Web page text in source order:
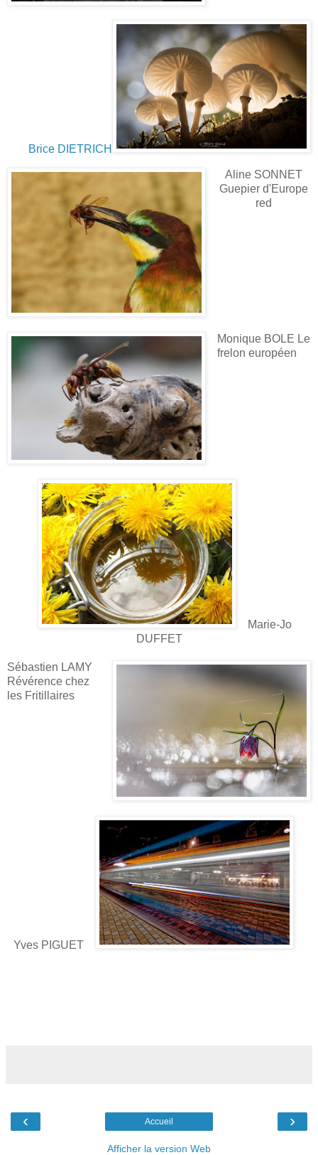
Brice DIETRICH
Aline SONNET
Guepier d'Europe
red
Monique BOLE Le
frelon européen
Marie-Jo
DUFFET
Sébastien LAMY
Révérence chez
les Fritillaires
Yves PIGUET
‹ ›
Accueil
Afficher la version Web